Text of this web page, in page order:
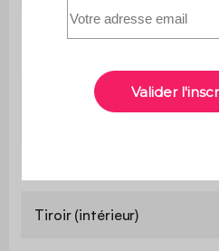
Rangement ouvert
Tiroir (intérieur)